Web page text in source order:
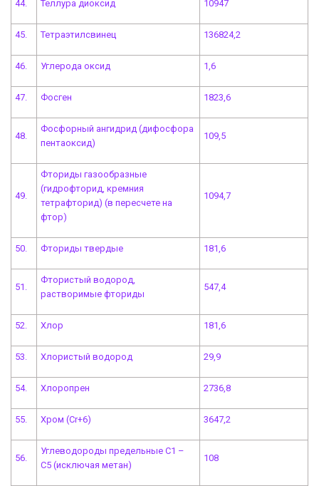
44. Теллура диоксид 10947
45. Тетраэтилсвинец 136824,2
46. Углерода оксид 1,6
47. Фосген 1823,6
48.
Фосфорный ангидрид (дифосфора
пентаоксид)
109,5
49.
Фториды газообразные
(гидрофторид, кремния
тетрафторид) (в пересчете на
фтор)
1094,7
50. Фториды твердые 181,6
51.
Фтористый водород,
растворимые фториды
547,4
52. Хлор 181,6
53. Хлористый водород 29,9
54. Хлоропрен 2736,8
55. Хром (Cr+6) 3647,2
56.
Углеводороды предельные C1 –
C5 (исключая метан)
108